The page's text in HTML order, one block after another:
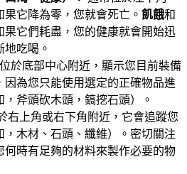
它降為零，您就會死亡。 飢餓和
果它們耗盡，您的健康就會開始迅
吃喝。
位於底部中心附近，顯示您目前裝備
因為您只能使用選定的正確物品進
斧頭砍木頭，鎬挖石頭）。
右上角或右下角附近，它會追蹤您
，木材、石頭、纖維）。密切關注
何時有足夠的材料來製作必要的物